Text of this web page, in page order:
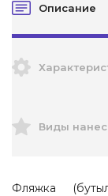
Описание
Виды
Фляжка